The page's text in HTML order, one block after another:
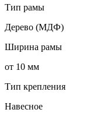
Тип рамы
Дерево (МДФ)
Ширина рамы
от 10 мм
Тип крепления
Навесное